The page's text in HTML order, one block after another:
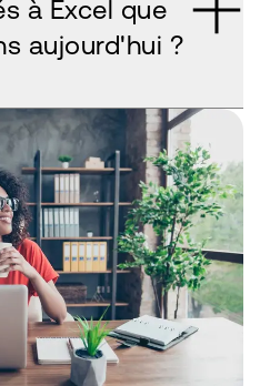
à Excel que
aujourd'hui ?